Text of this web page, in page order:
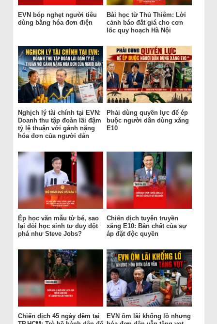
EVN bóp nghẹt người tiêu
dùng bằng hóa đơn điện
Bài học từ Thủ Thiêm: Lời
cảnh báo đắt giá cho cơn
lốc quy hoạch Hà Nội
Nghịch lý tài chính tại EVN:
Doanh thu tập đoàn lãi đậm
tỷ lệ thuận với gánh nặng
hóa đơn của người dân
Phải dùng quyền lực để ép
buộc người dân dùng xăng
E10
Ép học văn mẫu từ bé, sao
lại đòi học sinh tư duy đột
phá như Steve Jobs?
Chiến dịch tuyên truyền
xăng E10: Bản chất của sự
áp đặt độc quyền
Chiến dịch 45 ngày đêm tại
EVN ôm lãi khổng lồ nhưng